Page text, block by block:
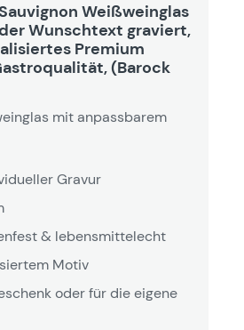
Weißweinglas
Wunschtext graviert,
Premium
(Barock
mit anpassbarem
Gravur
& lebensmittelecht
Motiv
oder für die eigene